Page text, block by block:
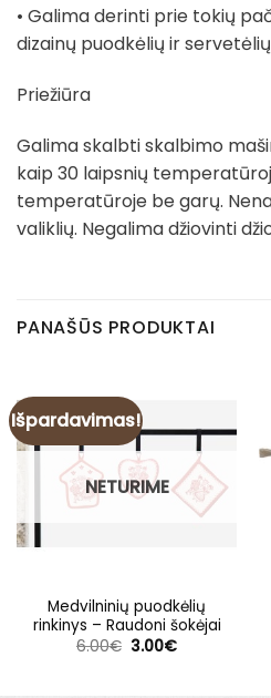
• Galima derinti prie tokių
dizainų puodkėlių ir
Priežiūra
Galima skalbti skalbimo
kaip 30 laipsnių
temperatūroje be garų.
valiklių. Negalima džiovinti
PANAŠŪS PRODUKTAI
Išpardavimas!
NETURIME
Medvilninių puodkėlių
rinkinys – Raudoni šokėjai
6.00€ Original
3.00€Current